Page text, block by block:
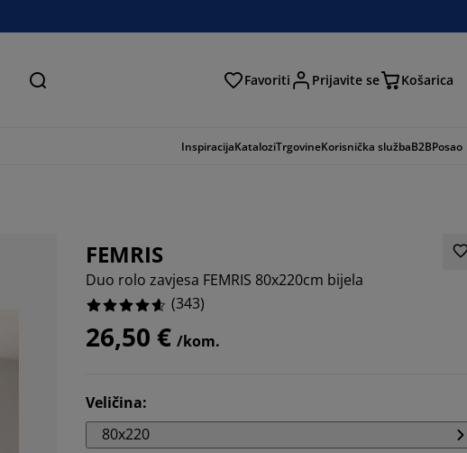
Pretraga Favoriti Prijavite se Košarica
InspiracijaKataloziTrgovineKorisnička službaB2BPosao
FEMRIS
Duo rolo zavjesa FEMRIS 80x220cm bijela
(343)
26,50 € /kom.
Veličina:
80x220